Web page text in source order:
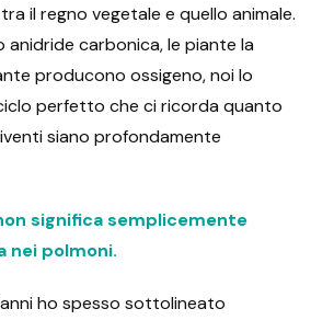
il regno vegetale e quello animale.
anidride carbonica, le piante la
producono ossigeno, noi lo
perfetto che ci ricorda quanto
siano profondamente
significa semplicemente
nei polmoni.
ho spesso sottolineato